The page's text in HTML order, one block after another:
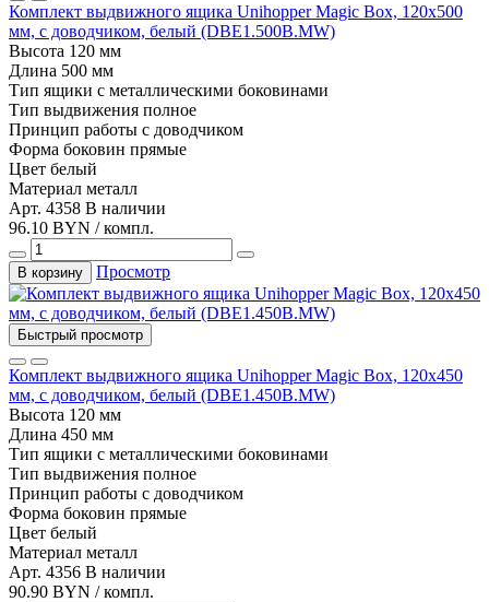
Комплект выдвижного ящика Unihopper Magic Box, 120x500
мм, с доводчиком, белый (DBE1.500B.MW)
Высота 120 мм
Длина 500 мм
Тип ящики с металлическими боковинами
Тип выдвижения полное
Принцип работы с доводчиком
Форма боковин прямые
Цвет белый
Материал металл
Арт. 4358 В наличии
96.10 BYN / компл.
В корзину Просмотр
Быстрый просмотр
Комплект выдвижного ящика Unihopper Magic Box, 120x450
мм, с доводчиком, белый (DBE1.450B.MW)
Высота 120 мм
Длина 450 мм
Тип ящики с металлическими боковинами
Тип выдвижения полное
Принцип работы с доводчиком
Форма боковин прямые
Цвет белый
Материал металл
Арт. 4356 В наличии
90.90 BYN / компл.